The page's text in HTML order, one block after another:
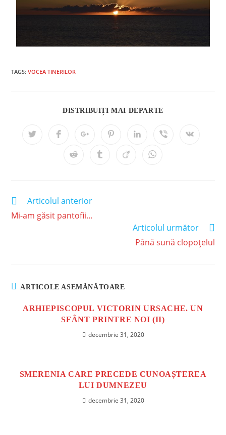
TAGS:VOCEA TINERILOR
DISTRIBUIȚI MAI DEPARTE
Articolul anterior
Mi-am găsit pantofii...
Articolul următor
Până sună clopoțelul
ARTICOLE ASEMĂNĂTOARE
ARHIEPISCOPUL VICTORIN URSACHE. UN
SFÂNT PRINTRE NOI (II)
decembrie 31, 2020
SMERENIA CARE PRECEDE CUNOAȘTEREA
LUI DUMNEZEU
decembrie 31, 2020